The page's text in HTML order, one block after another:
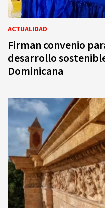
ACTUALIDAD
Firman convenio
desarrollo
Dominicana